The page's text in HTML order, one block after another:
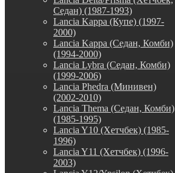
Седан) (1987-1993)
Lancia Kappa (Купе) (1997-
2000)
Lancia Kappa (Седан, Комби)
(1994-2000)
Lancia Lybra (Седан, Комби)
(1999-2006)
Lancia Phedra (Минивен)
(2002-2010)
Lancia Thema (Седан, Комби)
(1985-1995)
Lancia Y10 (Хетчбек) (1985-
1996)
Lancia Y11 (Хетчбек) (1996-
2003)